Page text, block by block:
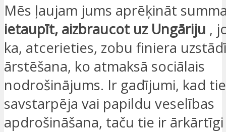
Mēs ļaujam jums aprēķināt
ietaupīt, aizbraucot uz Ungāriju ,
ka, atcerieties, zobu finiera
ārstēšana, ko atmaksā sociālais
nodrošinājums. Ir gadījumi, kad
savstarpēja vai papildu veselības
apdrošināšana, taču tie ir